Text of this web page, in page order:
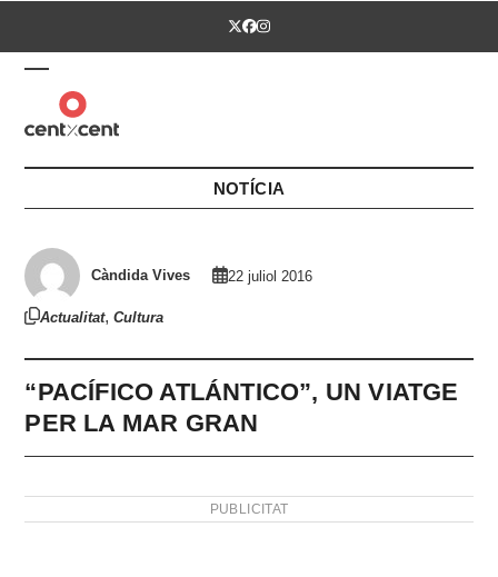
Twitter
Facebook
Instagram
Open
mobile
menu
Close
mobile
menu
NOTÍCIA
Càndida Vives 22 juliol 2016
Actualitat,Cultura
“PACÍFICO ATLÁNTICO”, UN VIATGE
PER LA MAR GRAN
PUBLICITAT